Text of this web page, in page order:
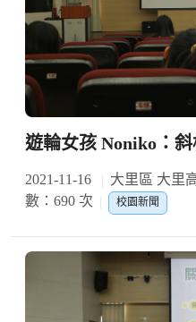
遊輪女孩 Noniko：
2021-11-16 大里區 大里
數：690 次
校園新聞